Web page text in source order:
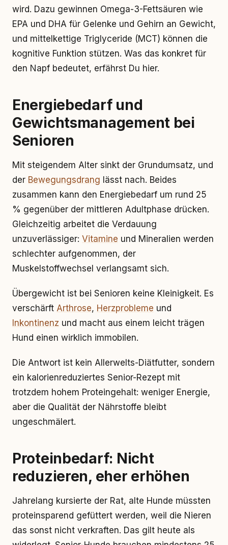
wird. Dazu gewinnen Omega-3-Fettsäuren wie
EPA und DHA für Gelenke und Gehirn an Gewicht,
und mittelkettige Triglyceride (MCT) können die
kognitive Funktion stützen. Was das konkret für
den Napf bedeutet, erfährst Du hier.
Energiebedarf und
Gewichtsmanagement bei
Senioren
Mit steigendem Alter sinkt der Grundumsatz, und
der Bewegungsdrang lässt nach. Beides
zusammen kann den Energiebedarf um rund 25
% gegenüber der mittleren Adultphase drücken.
Gleichzeitig arbeitet die Verdauung
unzuverlässiger: Vitamine und Mineralien werden
schlechter aufgenommen, der
Muskelstoffwechsel verlangsamt sich.
Übergewicht ist bei Senioren keine Kleinigkeit. Es
verschärft Arthrose, Herzprobleme und
Inkontinenz und macht aus einem leicht trägen
Hund einen wirklich immobilen.
Die Antwort ist kein Allerwelts-Diätfutter, sondern
ein kalorienreduziertes Senior-Rezept mit
trotzdem hohem Proteingehalt: weniger Energie,
aber die Qualität der Nährstoffe bleibt
ungeschmälert.
Proteinbedarf: Nicht
reduzieren, eher erhöhen
Jahrelang kursierte der Rat, alte Hunde müssten
proteinsparend gefüttert werden, weil die Nieren
das sonst nicht verkraften. Das gilt heute als